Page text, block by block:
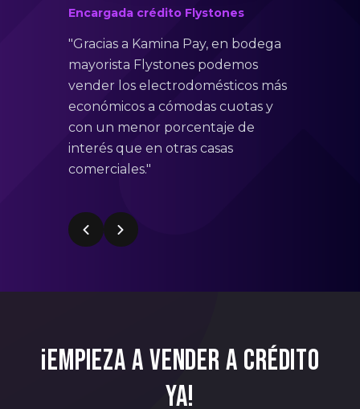
Encargada crédito Flystones
"Gracias a Kamina Pay, en bodega
mayorista Flystones podemos
vender los electrodomésticos más
económicos a cómodas cuotas y
con un menor porcentaje de
interés que en otras casas
comerciales."
¡EMPIEZA A VENDER A CRÉDITO
YA!